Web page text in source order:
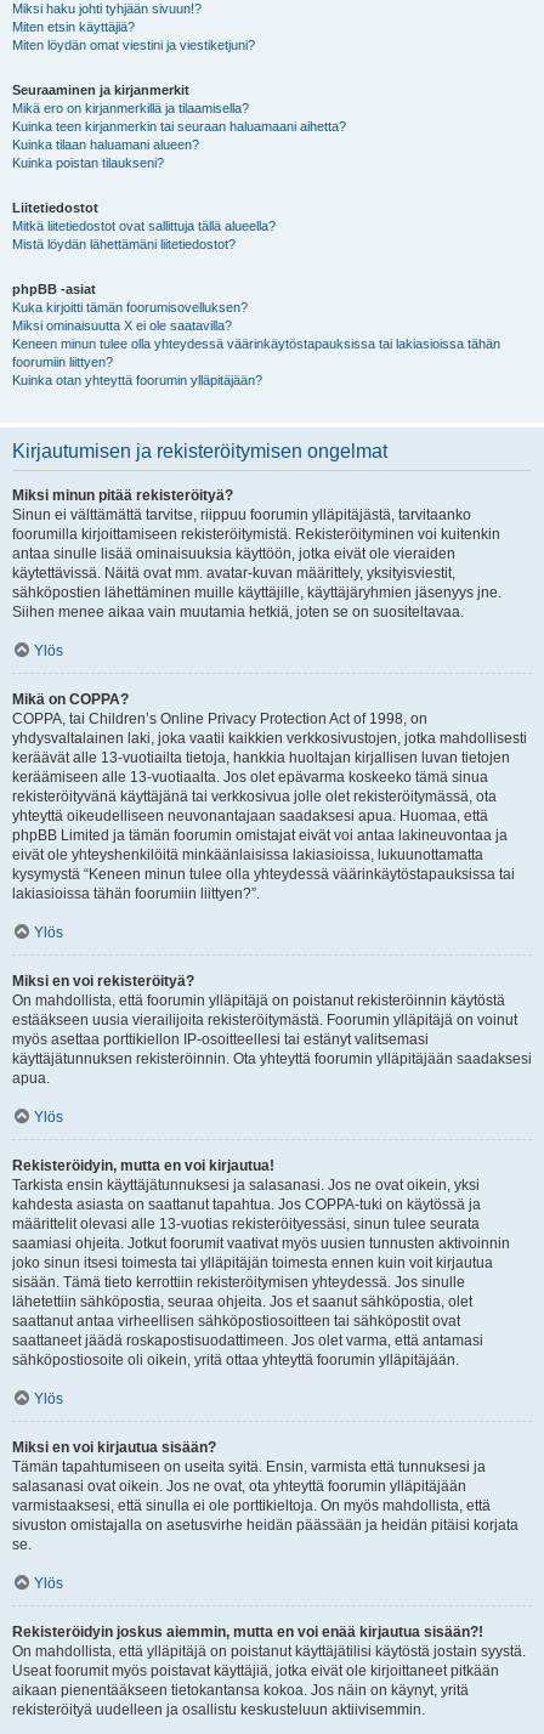
Miksi haku johti tyhjään sivuun!?
Miten etsin käyttäjiä?
Miten löydän omat viestini ja viestiketjuni?
Seuraaminen ja kirjanmerkit
Mikä ero on kirjanmerkillä ja tilaamisella?
Kuinka teen kirjanmerkin tai seuraan haluamaani aihetta?
Kuinka tilaan haluamani alueen?
Kuinka poistan tilaukseni?
Liitetiedostot
Mitkä liitetiedostot ovat sallittuja tällä alueella?
Mistä löydän lähettämäni liitetiedostot?
phpBB -asiat
Kuka kirjoitti tämän foorumisovelluksen?
Miksi ominaisuutta X ei ole saatavilla?
Keneen minun tulee olla yhteydessä väärinkäytöstapauksissa tai lakiasioissa tähän
foorumiin liittyen?
Kuinka otan yhteyttä foorumin ylläpitäjään?
Kirjautumisen ja rekisteröitymisen ongelmat
Miksi minun pitää rekisteröityä?
Sinun ei välttämättä tarvitse, riippuu foorumin ylläpitäjästä, tarvitaanko
foorumilla kirjoittamiseen rekisteröitymistä. Rekisteröityminen voi kuitenkin
antaa sinulle lisää ominaisuuksia käyttöön, jotka eivät ole vieraiden
käytettävissä. Näitä ovat mm. avatar-kuvan määrittely, yksityisviestit,
sähköpostien lähettäminen muille käyttäjille, käyttäjäryhmien jäsenyys jne.
Siihen menee aikaa vain muutamia hetkiä, joten se on suositeltavaa.
Ylös
Mikä on COPPA?
COPPA, tai Children’s Online Privacy Protection Act of 1998, on
yhdysvaltalainen laki, joka vaatii kaikkien verkkosivustojen, jotka mahdollisesti
keräävät alle 13-vuotiailta tietoja, hankkia huoltajan kirjallisen luvan tietojen
keräämiseen alle 13-vuotiaalta. Jos olet epävarma koskeeko tämä sinua
rekisteröityvänä käyttäjänä tai verkkosivua jolle olet rekisteröitymässä, ota
yhteyttä oikeudelliseen neuvonantajaan saadaksesi apua. Huomaa, että
phpBB Limited ja tämän foorumin omistajat eivät voi antaa lakineuvontaa ja
eivät ole yhteyshenkilöitä minkäänlaisissa lakiasioissa, lukuunottamatta
kysymystä “Keneen minun tulee olla yhteydessä väärinkäytöstapauksissa tai
lakiasioissa tähän foorumiin liittyen?”.
Ylös
Miksi en voi rekisteröityä?
On mahdollista, että foorumin ylläpitäjä on poistanut rekisteröinnin käytöstä
estääkseen uusia vierailijoita rekisteröitymästä. Foorumin ylläpitäjä on voinut
myös asettaa porttikiellon IP-osoitteellesi tai estänyt valitsemasi
käyttäjätunnuksen rekisteröinnin. Ota yhteyttä foorumin ylläpitäjään saadaksesi
apua.
Ylös
Rekisteröidyin, mutta en voi kirjautua!
Tarkista ensin käyttäjätunnuksesi ja salasanasi. Jos ne ovat oikein, yksi
kahdesta asiasta on saattanut tapahtua. Jos COPPA-tuki on käytössä ja
määrittelit olevasi alle 13-vuotias rekisteröityessäsi, sinun tulee seurata
saamiasi ohjeita. Jotkut foorumit vaativat myös uusien tunnusten aktivoinnin
joko sinun itsesi toimesta tai ylläpitäjän toimesta ennen kuin voit kirjautua
sisään. Tämä tieto kerrottiin rekisteröitymisen yhteydessä. Jos sinulle
lähetettiin sähköpostia, seuraa ohjeita. Jos et saanut sähköpostia, olet
saattanut antaa virheellisen sähköpostiosoitteen tai sähköpostit ovat
saattaneet jäädä roskapostisuodattimeen. Jos olet varma, että antamasi
sähköpostiosoite oli oikein, yritä ottaa yhteyttä foorumin ylläpitäjään.
Ylös
Miksi en voi kirjautua sisään?
Tämän tapahtumiseen on useita syitä. Ensin, varmista että tunnuksesi ja
salasanasi ovat oikein. Jos ne ovat, ota yhteyttä foorumin ylläpitäjään
varmistaaksesi, että sinulla ei ole porttikieltoja. On myös mahdollista, että
sivuston omistajalla on asetusvirhe heidän päässään ja heidän pitäisi korjata
se.
Ylös
Rekisteröidyin joskus aiemmin, mutta en voi enää kirjautua sisään?!
On mahdollista, että ylläpitäjä on poistanut käyttäjätilisi käytöstä jostain syystä.
Useat foorumit myös poistavat käyttäjiä, jotka eivät ole kirjoittaneet pitkään
aikaan pienentääkseen tietokantansa kokoa. Jos näin on käynyt, yritä
rekisteröityä uudelleen ja osallistu keskusteluun aktiivisemmin.